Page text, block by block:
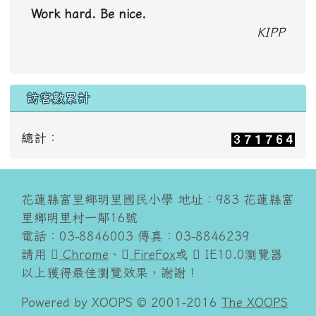
Work hard. Be nice.
KIPP
訪客數累計
總計：
花蓮縣富里鄉明里國民小學 地址：983 花蓮縣富
里鄉明里村一鄰16號
電話：03-8846003 傳真：03-8846239
請用
Chrome 、 FireFox或
IE10.0瀏覽器
以上獲得最佳瀏覽效果，謝謝！
Powered by XOOPS © 2001-2016 The XOOPS